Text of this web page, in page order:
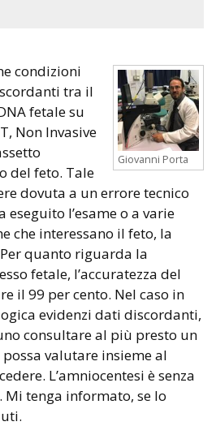
Giovanni Porta
tra il
fetale su
Non Invasive
del feto. Tale
dovuta a un errore tecnico
l’esame o a varie
che interessano il feto, la
quanto riguarda la
fetale, l’accuratezza del
il 99 per cento. Nel caso in
evidenzi dati discordanti,
consultare al più presto un
valutare insieme al
L’amniocentesi è senza
tenga informato, se lo